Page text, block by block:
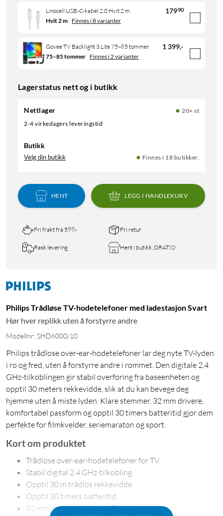
Linocell USB-C-kabel 2.0 Hvit 2 m 17990
Hvit 2 m Finnes i 8 varianter
Govee TV Backlight 3 Lite 75–85 tommer 1 399,-
75–85 tommer Finnes i 2 varianter
Lagerstatus nett og i butikk
Nettlager
20+ st
2-4 virkedagers leveringstid
Butikk
Velg din butikk Finnes i 18 butikker.
HENT LEGG I HANDLEKURV
Fri frakt fra 599,- Fri retur
Rask levering Hent i butikk, GRATIS!
Philips Trådløse TV-hodetelefoner med ladestasjon Svart
Hør hver replikk uten å forstyrre andre
Modellnr: SHD6000/10
Philips trådløse over-ear-hodetelefoner lar deg nyte TV-lyden
i ro og fred, uten å forstyrre andre i rommet. Den digitale 2,4
GHz-tilkoblingen gir stabil overføring fra baseenheten og
opptil 30 meters rekkevidde, slik at du kan bevege deg
hjemme uten å miste lyden. Klare stemmer, 32 mm drivere,
komfortabel passform og opptil 30 timers batteritid gjør dem
perfekte for filmkvelder, seriemaraton og sport.
Kort om produktet
Trådløse over-ear-hodetelefoner for TV.
Stabil digital 2,4 GHz-tilkobling.
Opptil 30 m trådløs rekkevidde.
Opptil 30 timers batteritid.
32 mm drivere gir tydelig TV-lyd.